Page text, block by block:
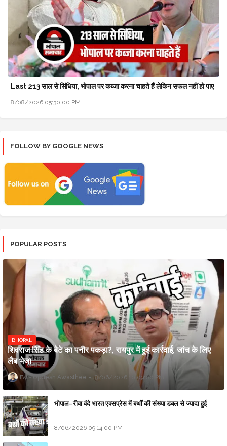
Last 213 साल से सिंधिया, भोपाल पर कब्जा करना चाहते हैं लेकिन सफल नहीं हो पाए
8/08/2026 05:30:00 PM
FOLLOW BY GOOGLE NEWS
POPULAR POSTS
BHOPAL
शिवराज सिंह के बेटे का पनीर पकड़ा?, रायपुर में हुई कार्रवाई, जांच के लिए
लैब भेजा
Updesh Awasthee 8/06/2026 10:09:00 PM
भोपाल–रीवा वंदे भारत एक्सप्रेस में बर्थों की संख्या डबल से ज्यादा हुई
8/06/2026 09:14:00 PM